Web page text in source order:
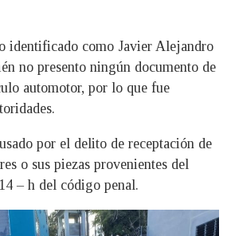
identificado como Javier Alejandro
no presento ningún documento de
automotor, por lo que fue
por el delito de receptación de
o sus piezas provenientes del
– h del código penal.